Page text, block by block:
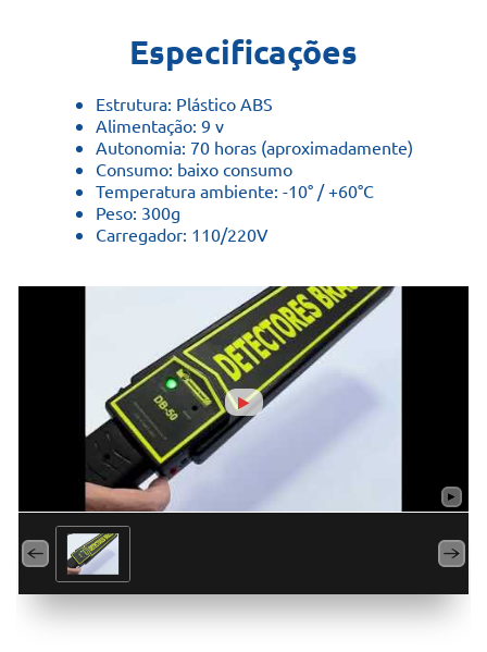
Especificações
Estrutura: Plástico ABS
Alimentação: 9 v
Autonomia: 70 horas (aproximadamente)
Consumo: baixo consumo
Temperatura ambiente: -10° / +60°C
Peso: 300g
Carregador: 110/220V